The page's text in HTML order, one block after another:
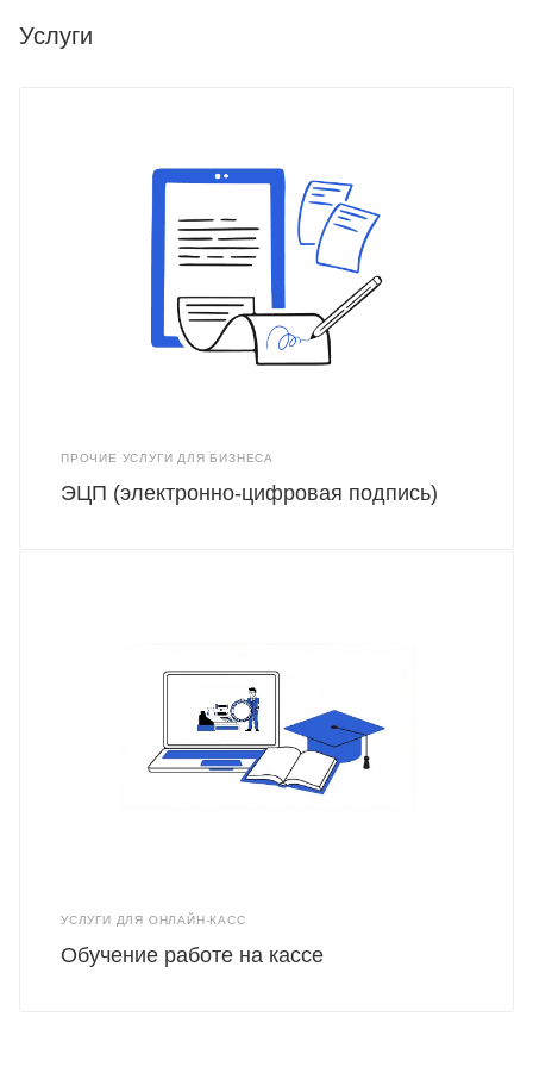
Услуги
ПРОЧИЕ УСЛУГИ ДЛЯ БИЗНЕСА
ЭЦП (электронно-цифровая подпись)
УСЛУГИ ДЛЯ ОНЛАЙН-КАСС
Обучение работе на кассе